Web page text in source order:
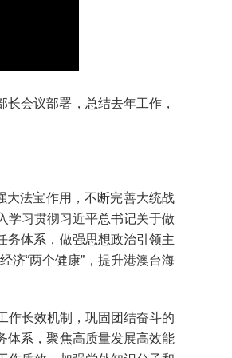
会议部署，总结去年工作，
法宝作用，不断完善大统战
学习贯彻习近平总书记关于做
务体系，做强思想政治引领主
济“两个健康”，提升港澳台海
长效机制，巩固团结奋斗的
体系，聚焦高质量发展高效能